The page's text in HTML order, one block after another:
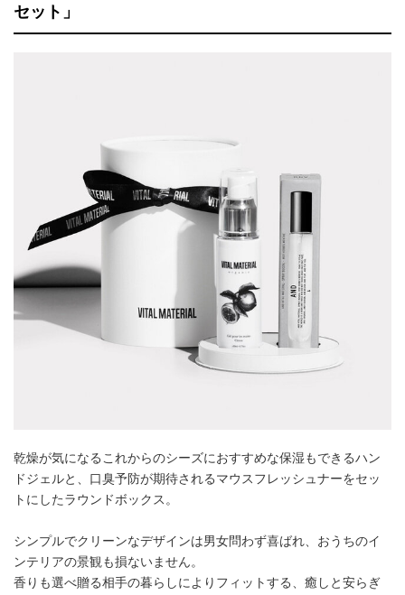
セット」
乾燥が気になるこれからのシーズにおすすめな保湿もできるハン
ドジェルと、口臭予防が期待されるマウスフレッシュナーをセッ
トにしたラウンドボックス。
シンプルでクリーンなデザインは男女問わず喜ばれ、おうちのイ
ンテリアの景観も損ないません。
香りも選べ贈る相手の暮らしによりフィットする、癒しと安らぎ